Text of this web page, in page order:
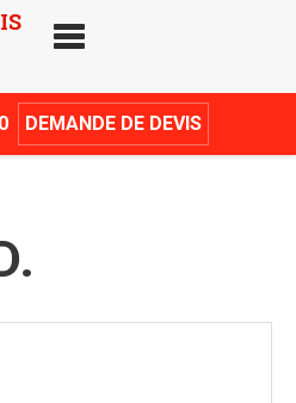
DEMANDE DE DEVIS